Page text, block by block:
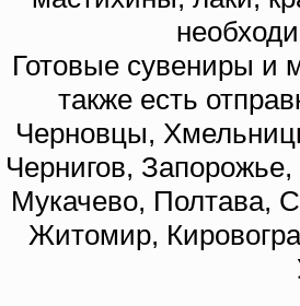
Готовые сувениры и
также есть
Черновцы,
Чернигов,
Мукачево, Полтава,
Житомир,